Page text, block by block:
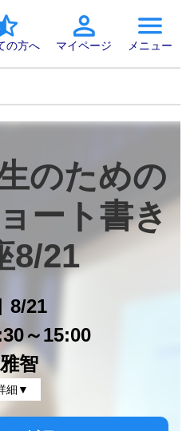
の方へ マイページ メニュー
のための
ート書き
8/21
8/21
～15:00
智
細▼